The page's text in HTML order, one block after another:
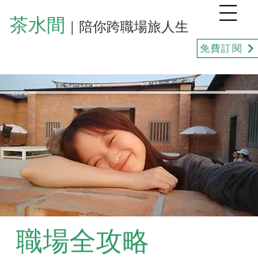
茶水間 ｜陪你跨職場旅人生
免費訂閱
職場全攻略